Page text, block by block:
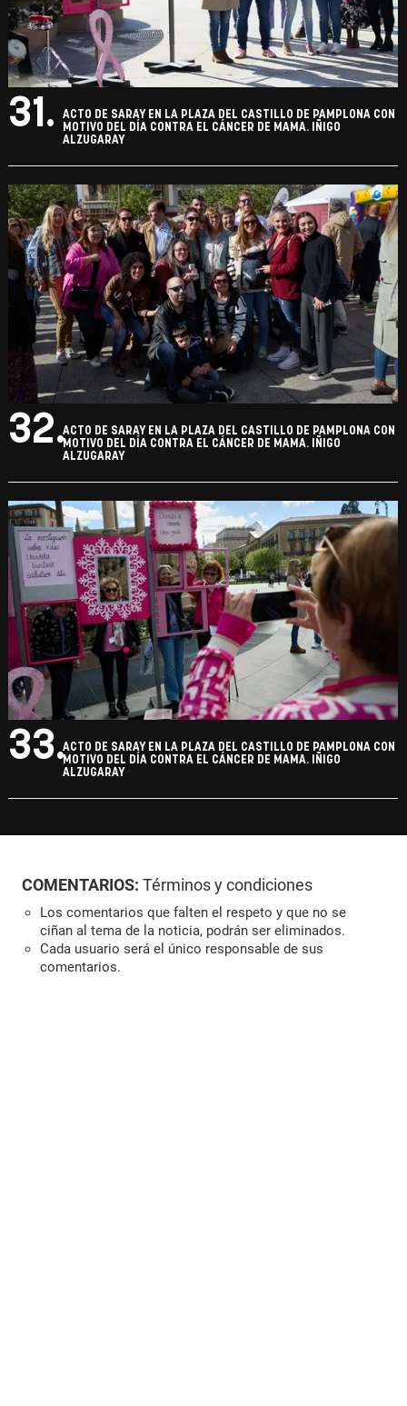
31.
ACTO DE SARAY EN LA PLAZA DEL CASTILLO DE PAMPLONA CON
MOTIVO DEL DÍA CONTRA EL CÁNCER DE MAMA. IÑIGO
ALZUGARAY
32.ACTO DE SARAY EN LA PLAZA DEL CASTILLO DE PAMPLONA CON
MOTIVO DEL DÍA CONTRA EL CÁNCER DE MAMA. IÑIGO
ALZUGARAY
33.ACTO DE SARAY EN LA PLAZA DEL CASTILLO DE PAMPLONA CON
MOTIVO DEL DÍA CONTRA EL CÁNCER DE MAMA. IÑIGO
ALZUGARAY
COMENTARIOS: Términos y condiciones
Los comentarios que falten el respeto y que no se
ciñan al tema de la noticia, podrán ser eliminados.
Cada usuario será el único responsable de sus
comentarios.